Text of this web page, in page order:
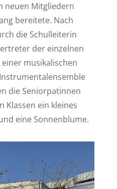
neuen Mitgliedern
bereitete. Nach
die Schulleiterin
der einzelnen
musikalischen
die Seniorpatinnen
Klassen ein kleines
eine Sonnenblume.